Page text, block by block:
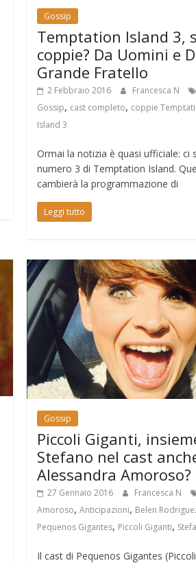
Gossip
Temptation Island 3,
coppie? Da Uomini e
Grande Fratello
2 Febbraio 2016 Francesca N
Gossip, cast completo, coppie
Island 3
Ormai la notizia è quasi ufficiale: ci
numero 3 di Temptation Island.
cambierà la programmazione di
Leggi tutto
Gossip
Piccoli Giganti,
Stefano nel cast
Alessandra Amoroso?
27 Gennaio 2016 Francesca N
Amoroso,Anticipazioni, Belen
Pequenos Gigantes, Piccoli Giganti,
Il cast di Pequenos Gigantes